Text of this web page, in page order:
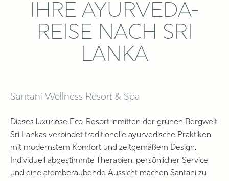
IHRE AYURVEDA-
REISE NACH SRI
LANKA
Santani Wellness Resort & Spa
Dieses luxuriöse Eco-Resort inmitten der grünen Bergwelt
Sri Lankas verbindet traditionelle ayurvedische Praktiken
mit modernstem Komfort und zeitgemäßem Design.
Individuell abgestimmte Therapien, persönlicher Service
und eine atemberaubende Aussicht machen Santani zu